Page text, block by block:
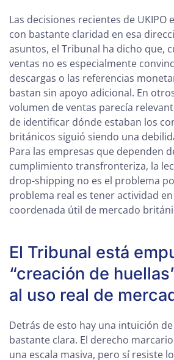
Las decisiones recientes de UKIPO
con bastante claridad en esa
asuntos, el Tribunal ha dicho que,
ventas no es especialmente
descargas o las referencias
bastan sin apoyo adicional. En
volumen de ventas parecía
de identificar dónde estaban los
británicos siguió siendo una
Para las empresas que dependen
cumplimiento transfronteriza, la
drop-shipping no es el problema
problema real es tener actividad
coordenada útil de mercado
El Tribunal está
“creación de
al uso real de
Detrás de esto hay una intuición
bastante clara. El derecho
una escala masiva, pero sí resiste